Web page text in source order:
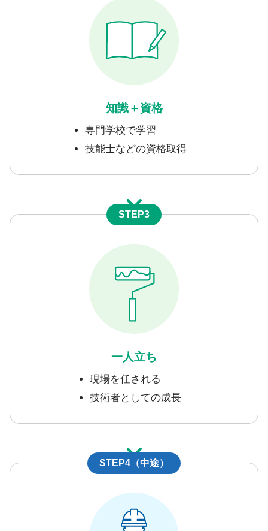
知識＋資格
専門学校で学習
技能士などの資格取得
STEP3
一人立ち
現場を任される
技術者としての成長
STEP4（中途）